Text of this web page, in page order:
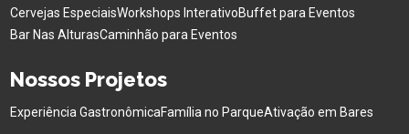
Cervejas EspeciaisWorkshops InterativoBuffet para Eventos
Bar Nas AlturasCaminhão para Eventos
Nossos Projetos
Experiência GastronômicaFamília no ParqueAtivação em Bares